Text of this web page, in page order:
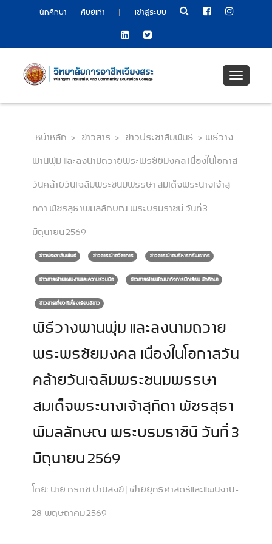
นักศึกษา ศิษย์เก่า | เข้าสู่ระบบ
Toggle
หน้าหลัก > ข่าวสาร > ข่าวประชาสัมพันธ์ > พิธีวาง
พานพุ่ม และลงนามถวายพระพรชัยมงคล เนื่องในโอกาส
วันคล้ายวันเฉลิมพระชนมพรรษา สมเด็จพระนางเจ้าสุ
ทิดา พัชรสุธาพิมลลักษณ พระบรมราชินี วันที่ 3
มิถุนายน 2569
ข่าวประชาสัมพันธ์ ข่าวสารฝ่ายวิชาการ ข่าวสารฝ่ายบริหารทรัพยากร
ข่าวสารฝ่ายแผนงานและความร่วมมือ ข่าวสารฝ่ายพัฒนากิจการนักเรียน นักศึกษา
ข่าวสารเกี่ยวกับโรงเรียนสีขาว
พิธีวางพานพุ่ม และลงนามถวาย
พระพรชัยมงคล เนื่องในโอกาสวัน
คล้ายวันเฉลิมพระชนมพรรษา
สมเด็จพระนางเจ้าสุทิดา พัชรสุธา
พิมลลักษณ พระบรมราชินี วันที่ 3
มิถุนายน 2569
โดย: นาย กรกช ปานสงฆ์ | ฝ่ายยุทธศาสตร์และแผนงาน -
28 พฤษถาคม 2569